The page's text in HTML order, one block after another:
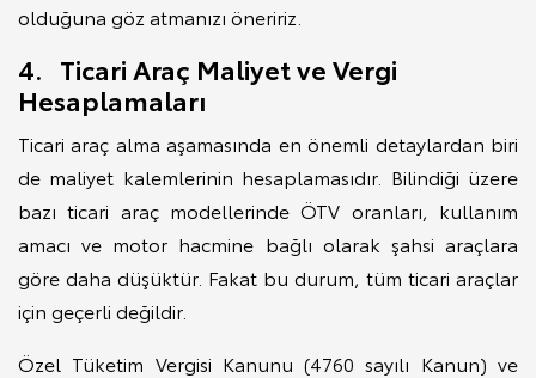
olduğuna göz atmanızı öneririz.
4. Ticari Araç Maliyet ve Vergi
Hesaplamaları
Ticari araç alma aşamasında en önemli detaylardan biri
de maliyet kalemlerinin hesaplamasıdır. Bilindiği üzere
bazı ticari araç modellerinde ÖTV oranları, kullanım
amacı ve motor hacmine bağlı olarak şahsi araçlara
göre daha düşüktür. Fakat bu durum, tüm ticari araçlar
için geçerli değildir.
Özel Tüketim Vergisi Kanunu (4760 sayılı Kanun) ve